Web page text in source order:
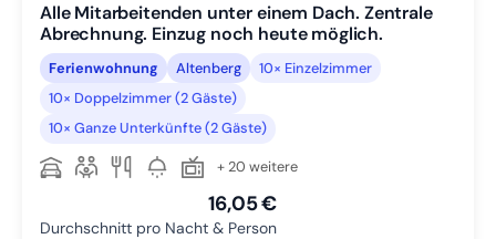
Alle Mitarbeitenden unter einem Dach. Zentrale
Abrechnung. Einzug noch heute möglich.
Ferienwohnung Altenberg
10× Einzelzimmer
10× Doppelzimmer (2 Gäste)
10× Ganze Unterkünfte (2 Gäste)
+ 20 weitere
16,05 €
Durchschnitt pro Nacht & Person